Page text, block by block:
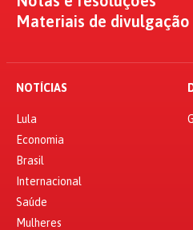
Materiais de divulgação
NOTÍCIAS
Lula
Economia
Brasil
Internacional
Saúde
Mulheres